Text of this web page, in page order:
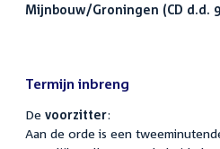
Mijnbouw/Groningen (CD d.d.
Termijn inbreng
De voorzitter:
Aan de orde is een